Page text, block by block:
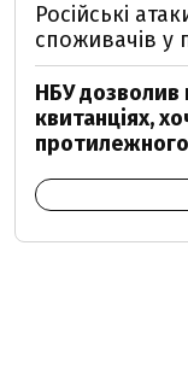
Російські
споживачів у
НБУ дозволив
квитанціях,